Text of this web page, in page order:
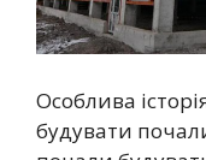
Особлива
будувати